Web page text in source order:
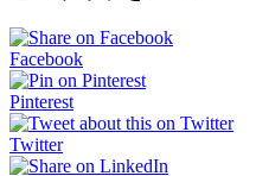
Facebook
Pinterest
Twitter